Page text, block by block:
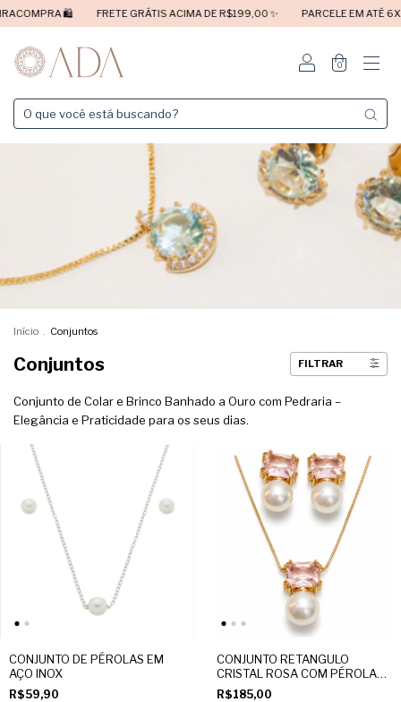
🛍️ FRETE GRÁTIS ACIMA DE R$199,00 ✨ PARCELE EM ATÉ 6X SEM
0
Início . Conjuntos
Conjuntos FILTRAR
Conjunto de Colar e Brinco Banhado a Ouro com Pedraria –
Elegância e Praticidade para os seus dias.
CONJUNTO DE PÉROLAS EM
AÇO INOX
R$59,90
CONJUNTO RETANGULO
CRISTAL ROSA COM PÉROLA
BANHADO OURO 18K
R$185,00